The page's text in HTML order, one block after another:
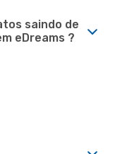
saindo de
eDreams ?